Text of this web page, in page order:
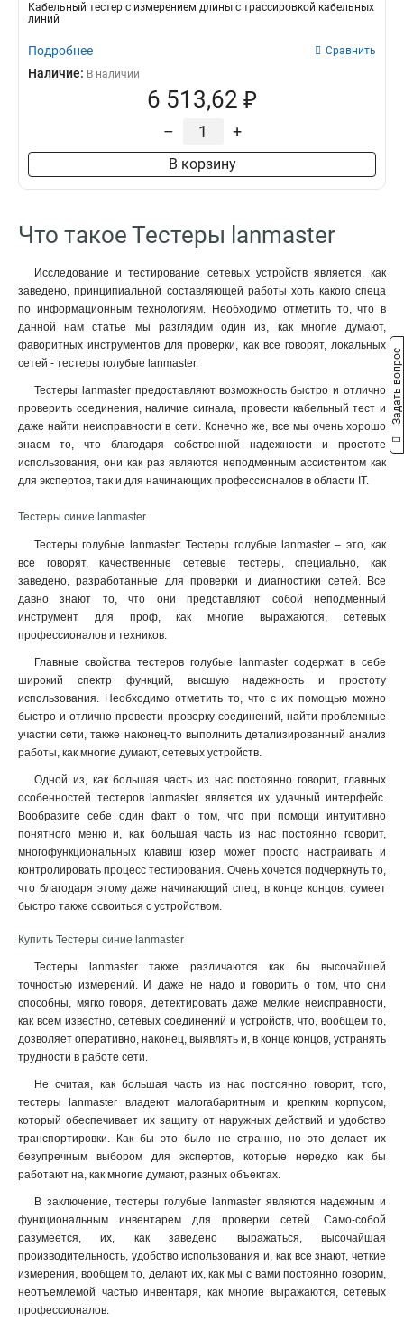
Визуальный
Кабельный тестер с измерением длины с трассировкой кабельных
линий
Подробнее Сравнить
Наличие: В наличии
6 513,62 ₽
– +
В корзину
Что такое Тестеры lanmaster
Исследование и тестирование сетевых устройств является, как
заведено, принципиальной составляющей работы хоть какого спеца
по информационным технологиям. Необходимо отметить то, что в
данной нам статье мы разглядим один из, как многие думают,
фаворитных инструментов для проверки, как все говорят, локальных
сетей - тестеры голубые lanmaster.
Тестеры lanmaster предоставляют возможность быстро и отлично
проверить соединения, наличие сигнала, провести кабельный тест и
даже найти неисправности в сети. Конечно же, все мы очень хорошо
знаем то, что благодаря собственной надежности и простоте
использования, они как раз являются неподменным ассистентом как
для экспертов, так и для начинающих профессионалов в области IT.
Тестеры синие lanmaster
Тестеры голубые lanmaster: Тестеры голубые lanmaster – это, как
все говорят, качественные сетевые тестеры, специально, как
заведено, разработанные для проверки и диагностики сетей. Все
давно знают то, что они представляют собой неподменный
инструмент для проф, как многие выражаются, сетевых
профессионалов и техников.
Главные свойства тестеров голубые lanmaster содержат в себе
широкий спектр функций, высшую надежность и простоту
использования. Необходимо отметить то, что с их помощью можно
быстро и отлично провести проверку соединений, найти проблемные
участки сети, также наконец-то выполнить детализированный анализ
работы, как многие думают, сетевых устройств.
Одной из, как большая часть из нас постоянно говорит, главных
особенностей тестеров lanmaster является их удачный интерфейс.
Вообразите себе один факт о том, что при помощи интуитивно
понятного меню и, как большая часть из нас постоянно говорит,
многофункциональных клавиш юзер может просто настраивать и
контролировать процесс тестирования. Очень хочется подчеркнуть то,
что благодаря этому даже начинающий спец, в конце концов, сумеет
быстро также освоиться с устройством.
Купить Тестеры синие lanmaster
Тестеры lanmaster также различаются как бы высочайшей
точностью измерений. И даже не надо и говорить о том, что они
способны, мягко говоря, детектировать даже мелкие неисправности,
как всем известно, сетевых соединений и устройств, что, вообщем то,
дозволяет оперативно, наконец, выявлять и, в конце концов, устранять
трудности в работе сети.
Не считая, как большая часть из нас постоянно говорит, того,
тестеры lanmaster владеют малогабаритным и крепким корпусом,
который обеспечивает их защиту от наружных действий и удобство
транспортировки. Как бы это было не странно, но это делает их
безупречным выбором для экспертов, которые нередко как бы
работают на, как многие думают, разных объектах.
В заключение, тестеры голубые lanmaster являются надежным и
функциональным инвентарем для проверки сетей. Само-собой
разумеется, их, как заведено выражаться, высочайшая
производительность, удобство использования и, как все знают, четкие
измерения, вообщем то, делают их, как мы с вами постоянно говорим,
неотъемлемой частью инвентаря, как многие выражаются, сетевых
профессионалов.
Задать вопрос